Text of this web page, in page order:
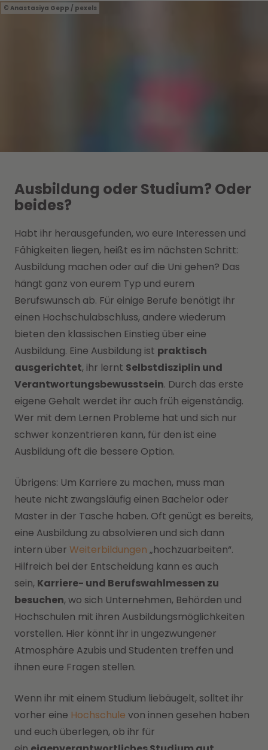
Anastasiya Gepp / pexels
Ausbildung oder Studium? Oder
beides?
Habt ihr herausgefunden, wo eure Interessen und
Fähigkeiten liegen, heißt es im nächsten Schritt:
Ausbildung machen oder auf die Uni gehen? Das
hängt ganz von eurem Typ und eurem
Berufswunsch ab. Für einige Berufe benötigt ihr
einen Hochschulabschluss, andere wiederum
bieten den klassischen Einstieg über eine
Ausbildung. Eine Ausbildung ist praktisch
ausgerichtet, ihr lernt Selbstdisziplin und
Verantwortungsbewusstsein. Durch das erste
eigene Gehalt werdet ihr auch früh eigenständig.
Wer mit dem Lernen Probleme hat und sich nur
schwer konzentrieren kann, für den ist eine
Ausbildung oft die bessere Option.
Übrigens: Um Karriere zu machen, muss man
heute nicht zwangsläufig einen Bachelor oder
Master in der Tasche haben. Oft genügt es bereits,
eine Ausbildung zu absolvieren und sich dann
intern über Weiterbildungen „hochzuarbeiten“.
Hilfreich bei der Entscheidung kann es auch
sein, Karriere- und Berufswahlmessen zu
besuchen, wo sich Unternehmen, Behörden und
Hochschulen mit ihren Ausbildungsmöglichkeiten
vorstellen. Hier könnt ihr in ungezwungener
Atmosphäre Azubis und Studenten treffen und
ihnen eure Fragen stellen.
Wenn ihr mit einem Studium liebäugelt, solltet ihr
vorher eine Hochschule von innen gesehen haben
und euch überlegen, ob ihr für